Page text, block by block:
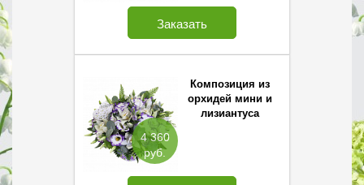
Заказать
4 360
руб.
Композиция из
орхидей мини и
лизиантуса